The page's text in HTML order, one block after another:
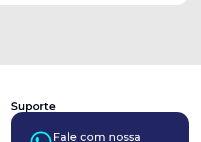
Suporte
Fale com nossa